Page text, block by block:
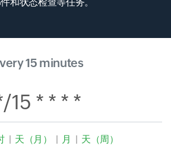
15 minutes
| 天（月） | 月 | 天（周）